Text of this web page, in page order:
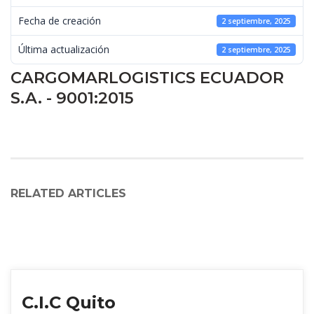
Fecha de creación 2 septiembre, 2025
Última actualización 2 septiembre, 2025
CARGOMARLOGISTICS ECUADOR
S.A. - 9001:2015
RELATED ARTICLES
C.I.C Quito